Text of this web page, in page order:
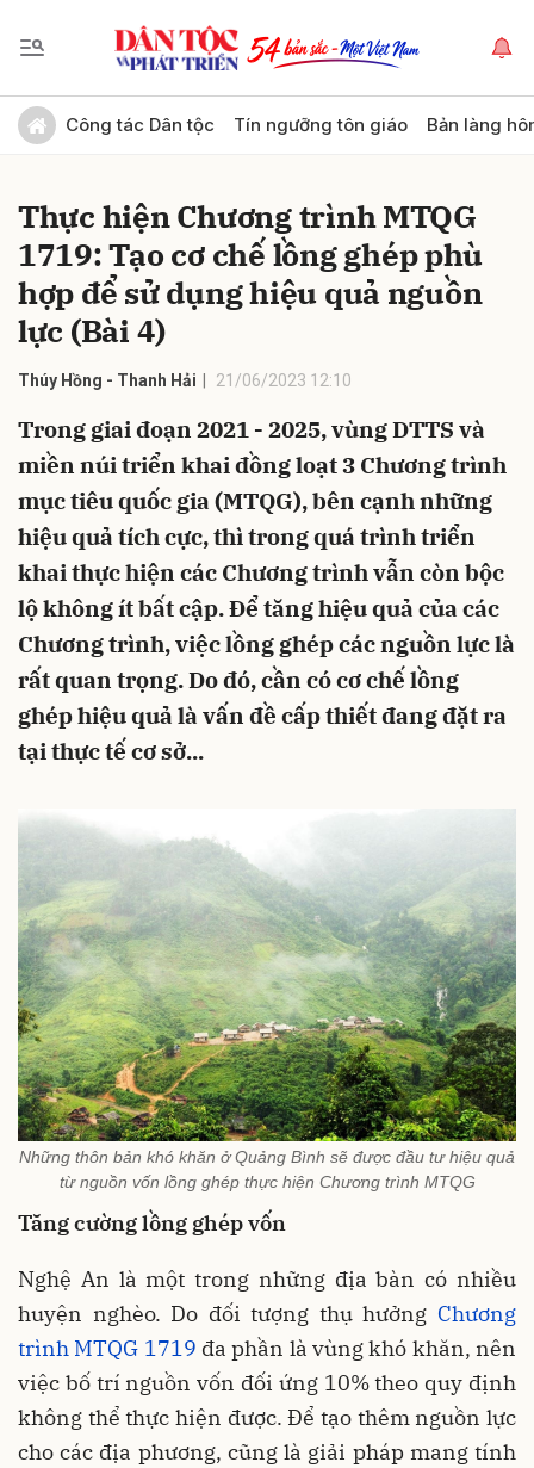
Công tác Dân tộc Tín ngưỡng tôn giáo Bản làng
Thực hiện Chương trình MTQG
1719: Tạo cơ chế lồng ghép phù
hợp để sử dụng hiệu quả nguồn
lực (Bài 4)
Thúy Hồng - Thanh Hải 21/06/2023 12:10
Trong giai đoạn 2021 - 2025, vùng DTTS và
miền núi triển khai đồng loạt 3 Chương trình
mục tiêu quốc gia (MTQG), bên cạnh những
hiệu quả tích cực, thì trong quá trình triển
khai thực hiện các Chương trình vẫn còn bộc
lộ không ít bất cập. Để tăng hiệu quả của các
Chương trình, việc lồng ghép các nguồn lực là
rất quan trọng. Do đó, cần có cơ chế lồng
ghép hiệu quả là vấn đề cấp thiết đang đặt ra
tại thực tế cơ sở...
Những thôn bản khó khăn ở Quảng Bình sẽ được đầu tư hiệu quả
từ nguồn vốn lồng ghép thực hiện Chương trình MTQG
Tăng cường lồng ghép vốn
Nghệ An là một trong những địa bàn có nhiều
huyện nghèo. Do đối tượng thụ hưởng Chương
trình MTQG 1719 đa phần là vùng khó khăn, nên
việc bố trí nguồn vốn đối ứng 10% theo quy định
không thể thực hiện được. Để tạo thêm nguồn lực
cho các địa phương, cũng là giải pháp mang tính
Gửi bình luận